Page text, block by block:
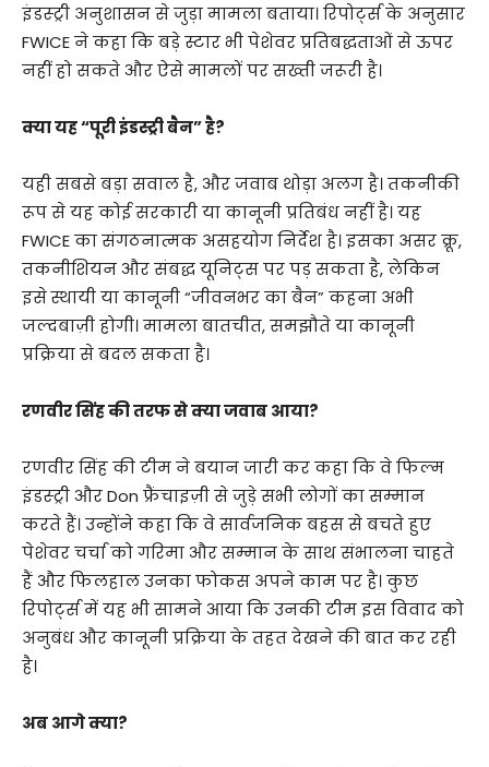
इंडस्ट्री अनुशासन से जुड़ा मामला बताया। रिपोर्ट्स के अनुसार
FWICE ने कहा कि बड़े स्टार भी पेशेवर प्रतिबद्धताओं से ऊपर
नहीं हो सकते और ऐसे मामलों पर सख्ती जरूरी है।
क्या यह “पूरी इंडस्ट्री बैन” है?
यही सबसे बड़ा सवाल है, और जवाब थोड़ा अलग है। तकनीकी
रूप से यह कोई सरकारी या कानूनी प्रतिबंध नहीं है। यह
FWICE का संगठनात्मक असहयोग निर्देश है। इसका असर क्रू,
तकनीशियन और संबद्ध यूनिट्स पर पड़ सकता है, लेकिन
इसे स्थायी या कानूनी “जीवनभर का बैन” कहना अभी
जल्दबाज़ी होगी। मामला बातचीत, समझौते या कानूनी
प्रक्रिया से बदल सकता है।
रणवीर सिंह की तरफ से क्या जवाब आया?
रणवीर सिंह की टीम ने बयान जारी कर कहा कि वे फिल्म
इंडस्ट्री और Don फ्रैंचाइज़ी से जुड़े सभी लोगों का सम्मान
करते हैं। उन्होंने कहा कि वे सार्वजनिक बहस से बचते हुए
पेशेवर चर्चा को गरिमा और सम्मान के साथ संभालना चाहते
हैं और फिलहाल उनका फोकस अपने काम पर है। कुछ
रिपोर्ट्स में यह भी सामने आया कि उनकी टीम इस विवाद को
अनुबंध और कानूनी प्रक्रिया के तहत देखने की बात कर रही
है।
अब आगे क्या?